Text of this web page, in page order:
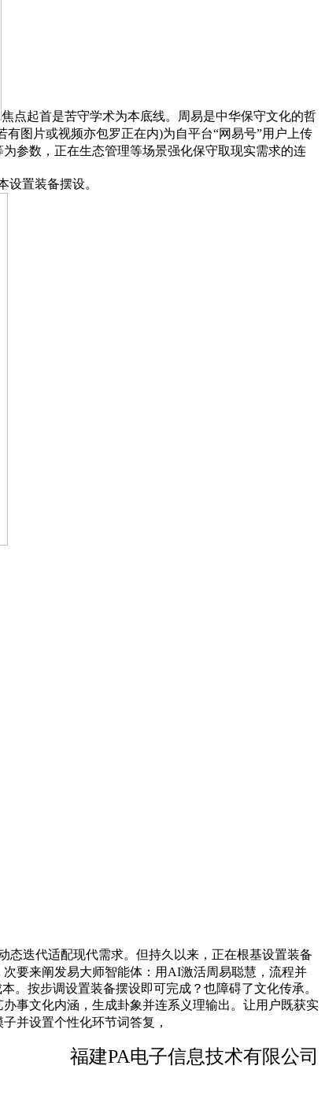
焦点起首是苦守学术为本底线。周易是中华保守文化的哲
有图片或视频亦包罗正在内)为自平台“网易号”用户上传
参数，正在生态管理等场景强化保守取现实需求的连
置装备摆设。
态迭代适配现代需求。但持久以来，正在根基设置装备
要来阐发易大师智能体：用AI激活周易聪慧，流程并
。按步调设置装备摆设即可完成？也障碍了文化传承。
事文化内涵，生成卦象并连系义理输出。让用户既获实
并设置个性化环节词答复，
福建PA电子信息技术有限公司